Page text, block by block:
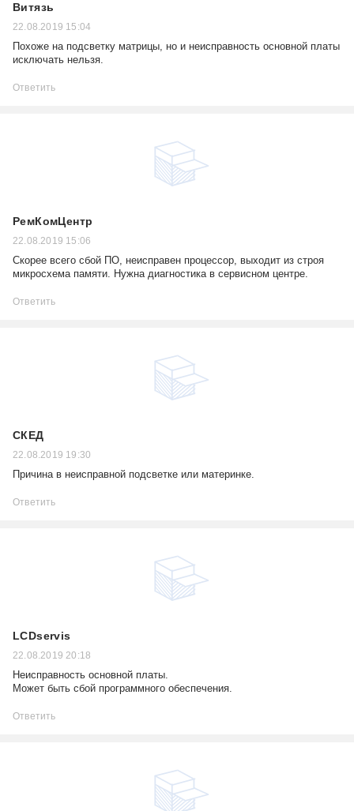
Витязь
22.08.2019 15:04
Похоже на подсветку матрицы, но и неисправность основной платы
исключать нельзя.
Ответить
РемКомЦентр
22.08.2019 15:06
Скорее всего сбой ПО, неисправен процессор, выходит из строя
микросхема памяти. Нужна диагностика в сервисном центре.
Ответить
СКЕД
22.08.2019 19:30
Причина в неисправной подсветке или материнке.
Ответить
LCDservis
22.08.2019 20:18
Неисправность основной платы.
Может быть сбой программного обеспечения.
Ответить